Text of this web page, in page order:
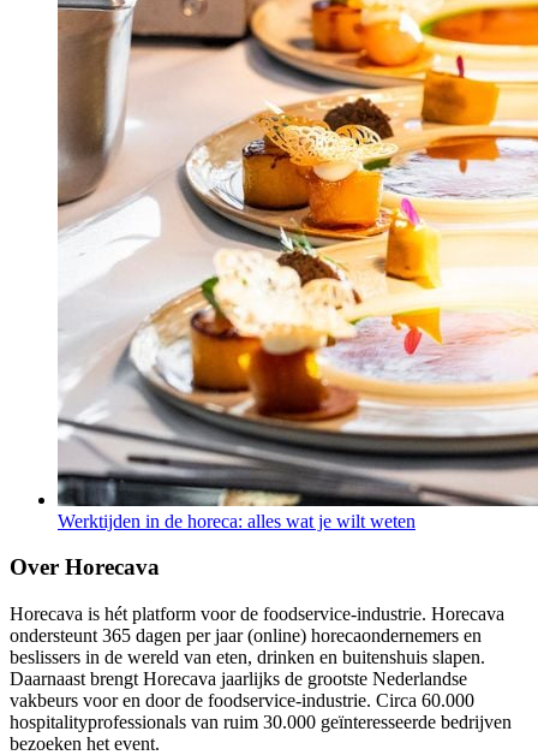
Werktijden in de horeca: alles wat je wilt weten
Over Horecava
Horecava is hét platform voor de foodservice-industrie. Horecava
ondersteunt 365 dagen per jaar (online) horecaondernemers en
beslissers in de wereld van eten, drinken en buitenshuis slapen.
Daarnaast brengt Horecava jaarlijks de grootste Nederlandse
vakbeurs voor en door de foodservice-industrie. Circa 60.000
hospitalityprofessionals van ruim 30.000 geïnteresseerde bedrijven
bezoeken het event.